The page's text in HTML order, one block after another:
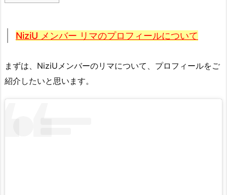
NiziU メンバー リマのプロフィールについて
まずは、NiziUメンバーのリマについて、プロフィールをご
紹介したいと思います。